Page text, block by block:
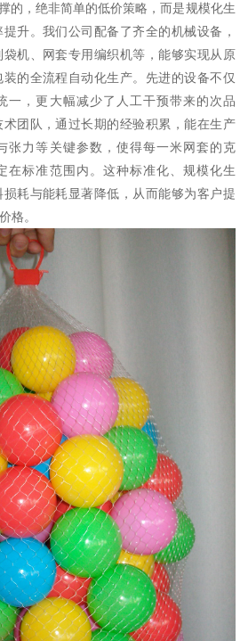
的，绝非简单的低价策略，而是规模化生
升。我们公司配备了齐全的机械设备，
机、网套专用编织机等，能够实现从原
的全流程自动化生产。先进的设备不仅
一，更大幅减少了人工干预带来的次品
团队，通过长期的经验积累，能在生产
张力等关键参数，使得每一米网套的克
在标准范围内。这种标准化、规模化生
耗与能耗显著降低，从而能够为客户提
格。